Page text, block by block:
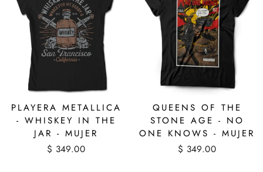
PLAYERA METALLICA
- WHISKEY IN THE
JAR - MUJER
$ 349.00
QUEENS OF THE
STONE AGE - NO
ONE KNOWS - MUJER
$ 349.00